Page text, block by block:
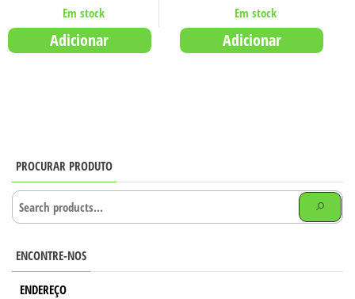
Em stock
Adicionar
Em stock
Adicionar
PROCURAR PRODUTO
ENCONTRE-NOS
ENDEREÇO